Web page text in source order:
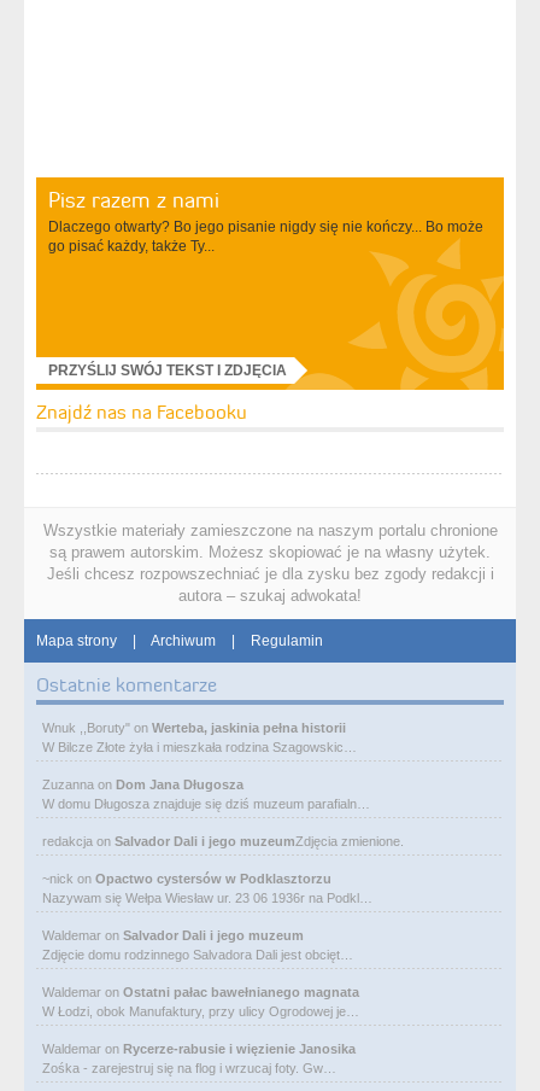
Pisz razem z nami
Dlaczego otwarty? Bo jego pisanie nigdy się nie kończy... Bo może
go pisać każdy, także Ty...
PRZYŚLIJ SWÓJ TEKST I ZDJĘCIA
Znajdź nas na Facebooku
Wszystkie materiały zamieszczone na naszym portalu chronione
są prawem autorskim. Możesz skopiować je na własny użytek.
Jeśli chcesz rozpowszechniać je dla zysku bez zgody redakcji i
autora – szukaj adwokata!
Mapa strony | Archiwum | Regulamin
Ostatnie komentarze
Wnuk ,,Boruty" on Werteba, jaskinia pełna historii
W Bilcze Złote żyła i mieszkała rodzina Szagowskic…
Zuzanna on Dom Jana Długosza
W domu Długosza znajduje się dziś muzeum parafialn…
redakcja on Salvador Dali i jego muzeumZdjęcia zmienione.
~nick on Opactwo cystersów w Podklasztorzu
Nazywam się Wełpa Wiesław ur. 23 06 1936r na Podkl…
Waldemar on Salvador Dali i jego muzeum
Zdjęcie domu rodzinnego Salvadora Dali jest obcięt…
Waldemar on Ostatni pałac bawełnianego magnata
W Łodzi, obok Manufaktury, przy ulicy Ogrodowej je…
Waldemar on Rycerze-rabusie i więzienie Janosika
Zośka - zarejestruj się na flog i wrzucaj foty. Gw…